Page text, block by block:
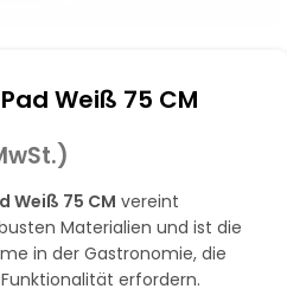
Weiß 75 CM
Weiß 75 CM vereint
Materialien und ist die
in der Gastronomie, die
erfordern.